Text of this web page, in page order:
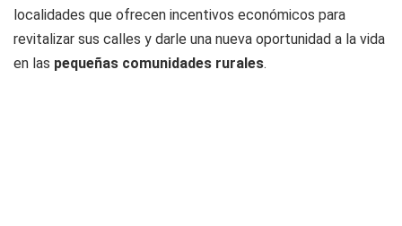
localidades que ofrecen incentivos económicos para
revitalizar sus calles y darle una nueva oportunidad a la vida
en las pequeñas comunidades rurales.